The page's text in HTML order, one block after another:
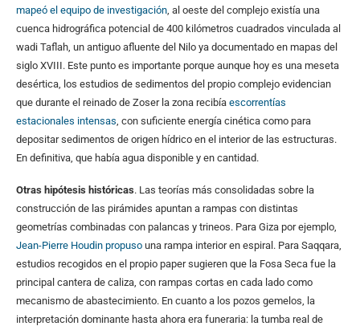
mapeó el equipo de investigación , al oeste del complejo existía una
cuenca hidrográfica potencial de 400 kilómetros cuadrados vinculada al
wadi Taflah, un antiguo afluente del Nilo ya documentado en mapas del
siglo XVIII. Este punto es importante porque aunque hoy es una meseta
desértica, los estudios de sedimentos del propio complejo evidencian
que durante el reinado de Zoser la zona recibía escorrentías
estacionales intensas , con suficiente energía cinética como para
depositar sedimentos de origen hídrico en el interior de las estructuras.
En definitiva, que había agua disponible y en cantidad.
Otras hipótesis históricas. Las teorías más consolidadas sobre la
construcción de las pirámides apuntan a rampas con distintas
geometrías combinadas con palancas y trineos. Para Giza por ejemplo,
Jean-Pierre Houdin propuso una rampa interior en espiral. Para Saqqara,
estudios recogidos en el propio paper sugieren que la Fosa Seca fue la
principal cantera de caliza, con rampas cortas en cada lado como
mecanismo de abastecimiento. En cuanto a los pozos gemelos, la
interpretación dominante hasta ahora era funeraria: la tumba real de